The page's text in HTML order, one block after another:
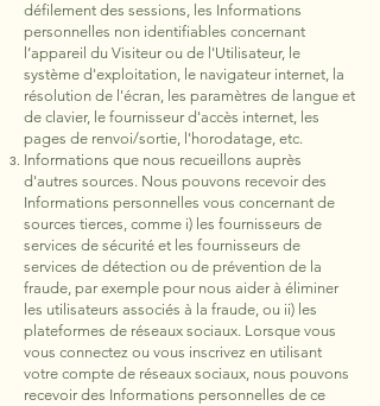
défilement des sessions, les Informations
personnelles non identifiables concernant
l’appareil du Visiteur ou de l'Utilisateur, le
système d'exploitation, le navigateur internet, la
résolution de l'écran, les paramètres de langue et
de clavier, le fournisseur d'accès internet, les
pages de renvoi/sortie, l'horodatage, etc.
Informations que nous recueillons auprès
d'autres sources. Nous pouvons recevoir des
Informations personnelles vous concernant de
sources tierces, comme i) les fournisseurs de
services de sécurité et les fournisseurs de
services de détection ou de prévention de la
fraude, par exemple pour nous aider à éliminer
les utilisateurs associés à la fraude, ou ii) les
plateformes de réseaux sociaux. Lorsque vous
vous connectez ou vous inscrivez en utilisant
votre compte de réseaux sociaux, nous pouvons
recevoir des Informations personnelles de ce